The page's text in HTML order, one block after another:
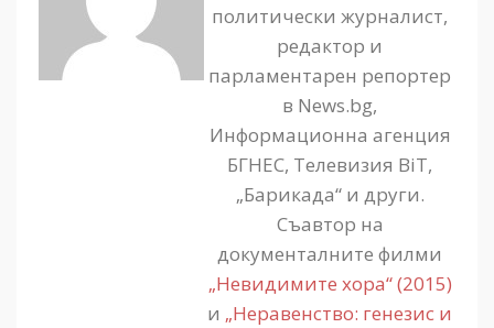
политически журналист,
редактор и
парламентарен репортер
в News.bg,
Информационна агенция
БГНЕС, Телевизия BiT,
„Барикада“ и други.
Съавтор на
документалните филми
„Невидимите хора“ (2015)
и „Неравенство: генезис и